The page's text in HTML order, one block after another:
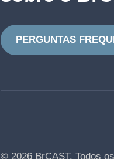
PERGUNTAS
© 2026 BrCAST. Todos os